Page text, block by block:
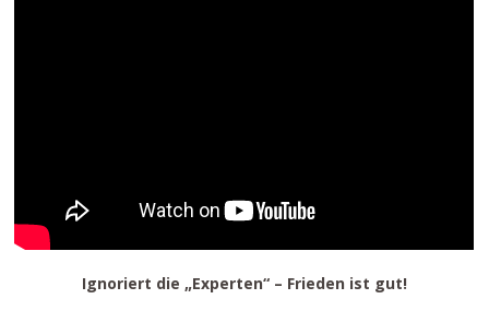
Ignoriert die „Experten“ – Frieden ist gut!